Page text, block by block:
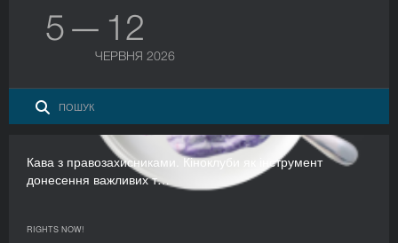
5 — 12
ЧЕРВНЯ 2026
Кава з правозахисниками. Кіноклуби як інструмент
донесення важливих т…
RIGHTS NOW!